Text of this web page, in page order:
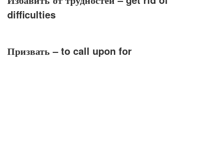
difficulties
Призвать – to call upon for